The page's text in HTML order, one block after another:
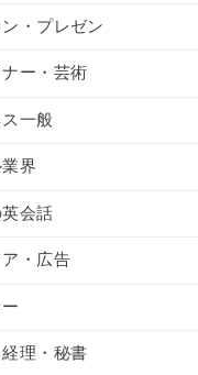
・プレゼン
ー・芸術
一般
界
会話
ア・広告
理・秘書